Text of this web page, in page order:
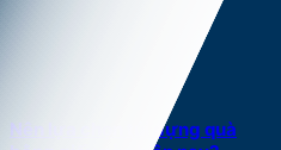
Nên lựa chọn túi đựng quà